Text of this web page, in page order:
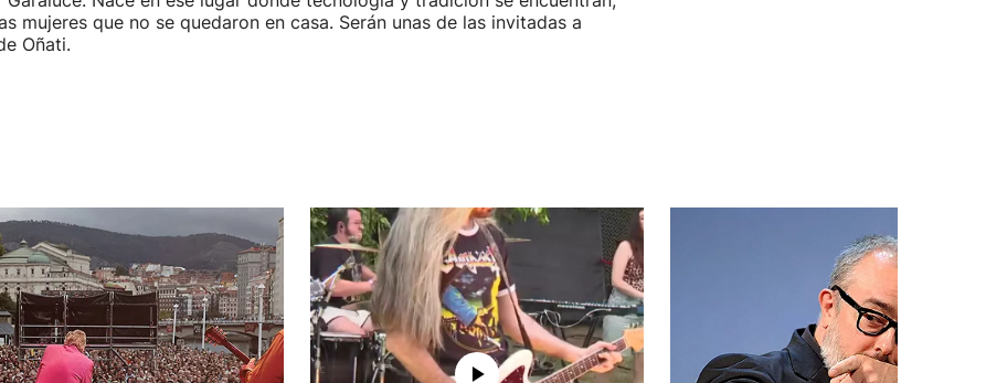
mujeres que no se quedaron en casa. Serán unas de las invitadas a
Oñati.